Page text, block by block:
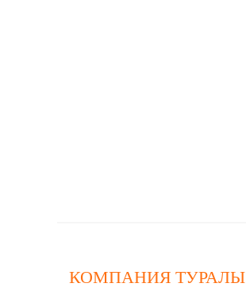
КОМПАНИЯ ТУРАЛЫ